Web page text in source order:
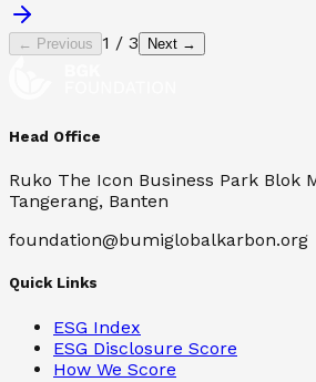
← Previous 1 / 3 Next →
Head Office
Ruko The Icon Business Park Blok
Tangerang, Banten
foundation@bumiglobalkarbon.org
Quick Links
ESG Index
ESG Disclosure Score
How We Score